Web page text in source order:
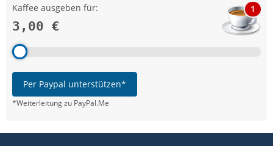
Kaffee ausgeben für:
3,00 €
1
Per Paypal unterstützen*
*Weiterleitung zu PayPal.Me